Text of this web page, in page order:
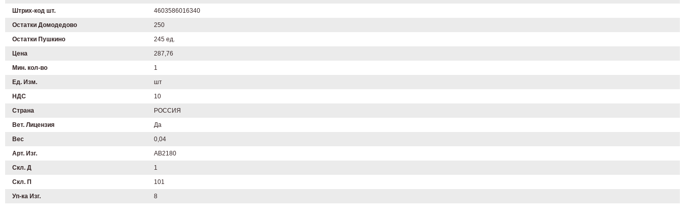
Штрих-код шт.
4603586016340
Остатки Домодедово
250
Остатки Пушкино
245 ед.
Цена
287,76
Мин. кол-во
1
Ед. Изм.
шт
НДС
10
Страна
РОССИЯ
Вет. Лицензия
Да
Вес
0,04
Арт. Изг.
AB2180
Скл. Д
1
Скл. П
101
Уп-ка Изг.
8